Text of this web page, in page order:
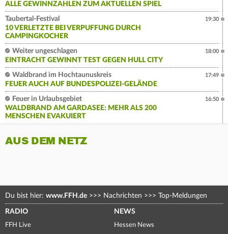
ALLE GEWINNZAHLEN ZUM AKTUELLEN SPIEL
Taubertal-Festival
10 VERLETZTE BEI VERPUFFUNG DURCH
CAMPINGKOCHER
19:30
Weiter ungeschlagen
EINTRACHT GEWINNT TEST GEGEN HULL CITY
18:00
Waldbrand im Hochtaunuskreis
FEUER AUCH AUF BUNDESPOLIZEI-GELÄNDE
17:49
Feuer in Urlaubsgebiet
WALDBRAND AM GARDASEE: MEHR ALS 200
MENSCHEN EVAKUIERT
16:50
AUS DEM NETZ
Du bist hier: www.FFH.de >>> Nachrichten >>> Top-Meldungen
RADIO
FFH Live
NEWS
Hessen News